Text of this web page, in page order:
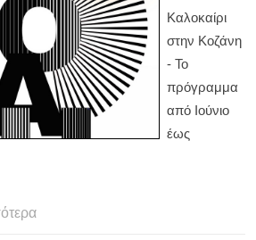
Καλοκαίρι
στην Κοζάνη
- Το
πρόγραμμα
από Ιούνιο
έως